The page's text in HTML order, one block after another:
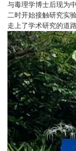
与毒理学博士后现为
二时开始接触研究实
走上了学术研究的道